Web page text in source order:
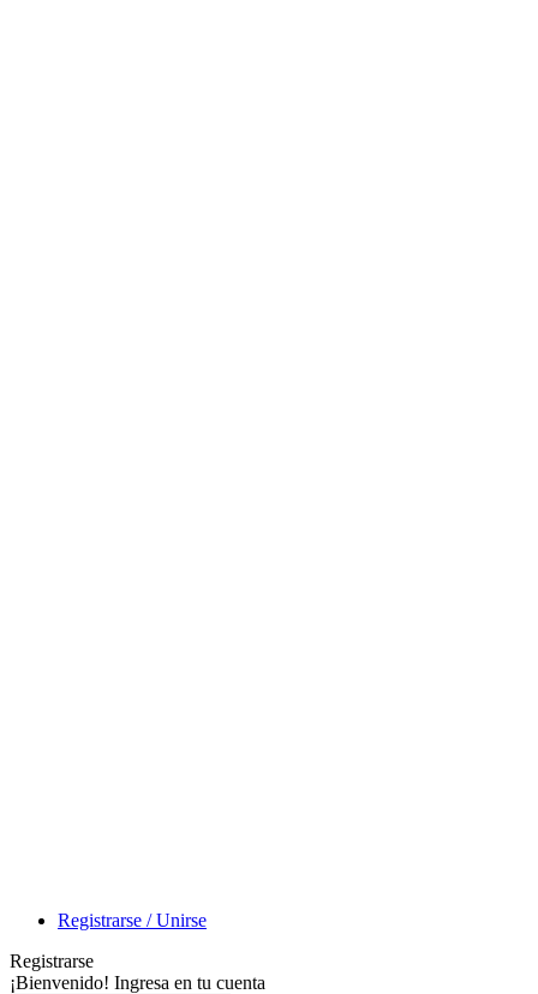
Registrarse / Unirse
Registrarse
¡Bienvenido! Ingresa en tu cuenta